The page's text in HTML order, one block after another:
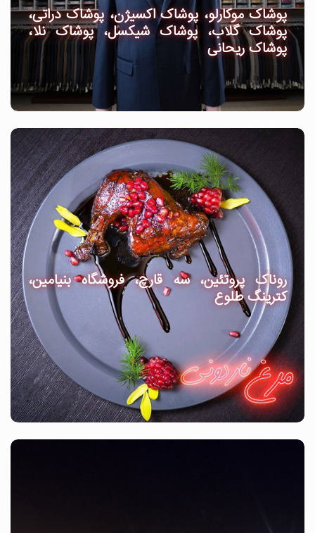
پوشاک موکارلو، پوشاک اکسیژن، پوشاک دراتی،
پوشاک گلاب، پوشاک شیکسل، پوشاک نلا،
پوشاک ریحانی
روناک پروتئین، سه قارچ، فروشگاه بنیامین،
کترینگ طلوع